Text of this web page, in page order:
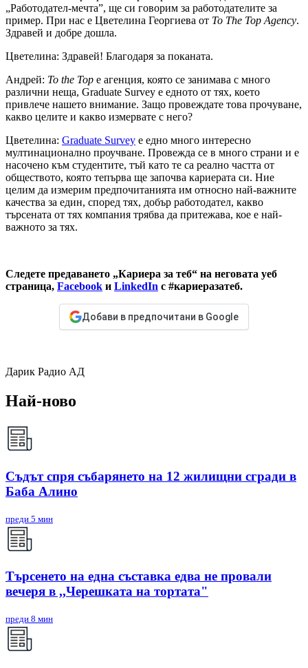
„Работодател-мечта”, ще си говорим за работодателите за
пример. При нас е Цветелина Георгиева от To The Top Agency.
Здравей и добре дошла.
Цветелина: Здравей! Благодаря за поканата.
Андрей: To the Top е агенция, която се занимава с много
различни неща, Graduate Survey е едното от тях, което
привлече нашето внимание. Защо провеждате това прочуване,
какво целите и какво измервате с него?
Цветелина: Graduate Survey е едно много интересно
мултинационално проучване. Провежда се в много страни и е
насочено към студентите, тъй като те са реално частта от
обществото, която тепърва ще започва кариерата си. Ние
целим да измерим предпочитанията им относно най-важните
качества за един, според тях, добър работодател, какво
търсената от тях компания трябва да притежава, кое е най-
важното за тях.
Следете предаването „Кариера за теб“ на неговата уеб
страница, Facebook и LinkedIn с #кариеразатеб.
Добави в предпочитани в Google
Дарик Радио АД
Най-ново
Съдът спря събарянето на 12 жилищни сгради в
Баба Алино
преди 5 мин
Търсенето на една съставка едва не провали
вечеря в ,,Черешката на тортата"
преди 8 мин